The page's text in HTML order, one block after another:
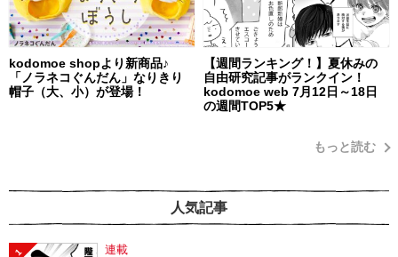
kodomoe shopより新商品♪
「ノラネコぐんだん」なりきり
帽子（大、小）が登場！
【週間ランキング！】夏休みの
自由研究記事がランクイン！
kodomoe web 7月12日～18日
の週間TOP5★
もっと読む
人気記事
1 連載